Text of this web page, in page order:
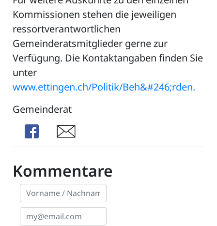
Kommissionen stehen die jeweiligen
ressortverantwortlichen
Gemeinderatsmitglieder gerne zur
Verfügung. Die Kontaktangaben finden Sie
unter
www.ettingen.ch/Politik/Beh&#246;rden.
Gemeinderat
Share
Share
Kommentare